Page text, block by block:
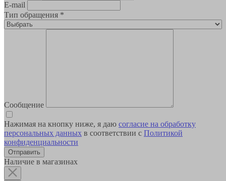
E-mail
Тип обращения *
Сообщение
Нажимая на кнопку ниже, я даю согласие на обработку
персональных данных в соответствии с Политикой
конфиденциальности
Наличие в магазинах